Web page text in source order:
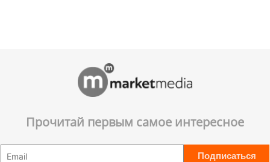
Прочитай первым самое интересное
Подписаться